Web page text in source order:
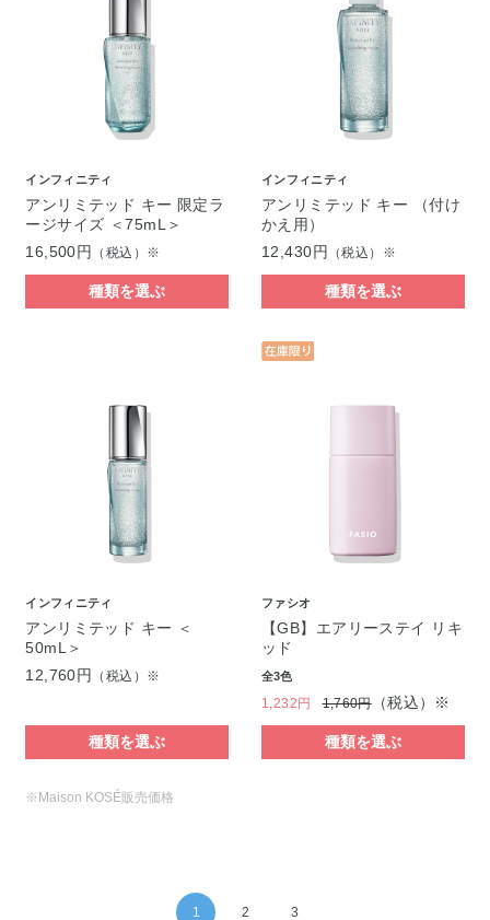
インフィニティ
アンリミテッド キー 限定ラ
ージサイズ ＜75mL＞
16,500円
（税込）※
種類を選ぶ
インフィニティ
アンリミテッド キー （付け
かえ用）
12,430円
（税込）※
種類を選ぶ
インフィニティ
アンリミテッド キー ＜
50mL＞
12,760円 （税込）※
種類を選ぶ
ファシオ
【GB】エアリーステイ リキ
ッド
全3色
1,232円 1,760円（税込）※
種類を選ぶ
※Maison KOSÉ販売価格
1 2 3